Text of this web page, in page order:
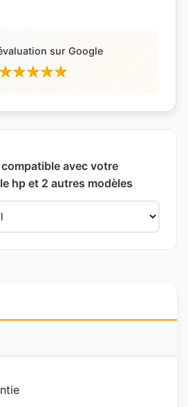
sur Google
avec votre
hp et 2 autres modèles